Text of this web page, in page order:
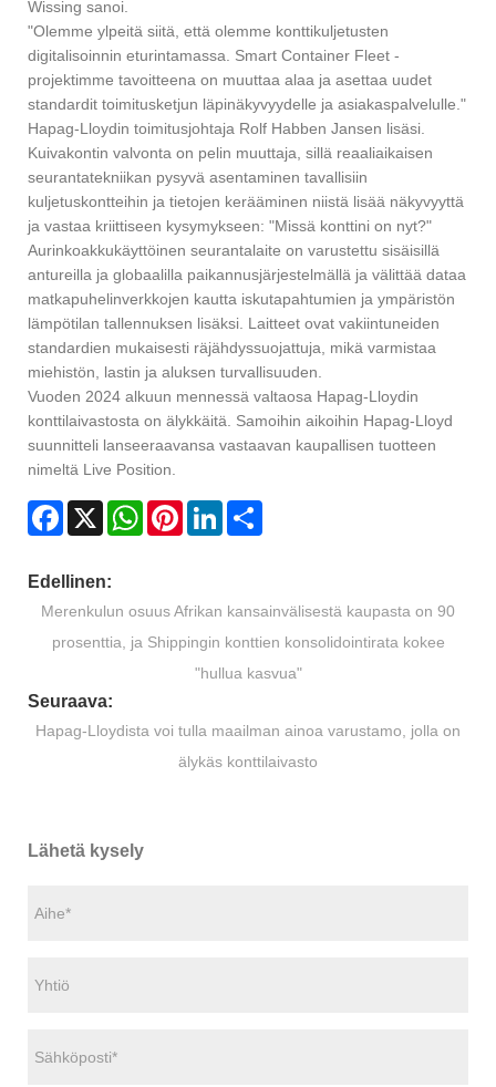
Wissing sanoi.
"Olemme ylpeitä siitä, että olemme konttikuljetusten
digitalisoinnin eturintamassa. Smart Container Fleet -
projektimme tavoitteena on muuttaa alaa ja asettaa uudet
standardit toimitusketjun läpinäkyvyydelle ja asiakaspalvelulle."
Hapag-Lloydin toimitusjohtaja Rolf Habben Jansen lisäsi.
Kuivakontin valvonta on pelin muuttaja, sillä reaaliaikaisen
seurantatekniikan pysyvä asentaminen tavallisiin
kuljetuskontteihin ja tietojen kerääminen niistä lisää näkyvyyttä
ja vastaa kriittiseen kysymykseen: "Missä konttini on nyt?"
Aurinkoakkukäyttöinen seurantalaite on varustettu sisäisillä
antureilla ja globaalilla paikannusjärjestelmällä ja välittää dataa
matkapuhelinverkkojen kautta iskutapahtumien ja ympäristön
lämpötilan tallennuksen lisäksi. Laitteet ovat vakiintuneiden
standardien mukaisesti räjähdyssuojattuja, mikä varmistaa
miehistön, lastin ja aluksen turvallisuuden.
Vuoden 2024 alkuun mennessä valtaosa Hapag-Lloydin
konttilaivastosta on älykkäitä. Samoihin aikoihin Hapag-Lloyd
suunnitteli lanseeraavansa vastaavan kaupallisen tuotteen
nimeltä Live Position.
Facebook
X WhatsAppPinterestLinkedIn
Edellinen:
Merenkulun osuus Afrikan kansainvälisestä kaupasta on 90
prosenttia, ja Shippingin konttien konsolidointirata kokee
"hullua kasvua"
Seuraava:
Hapag-Lloydista voi tulla maailman ainoa varustamo, jolla on
älykäs konttilaivasto
Lähetä kysely